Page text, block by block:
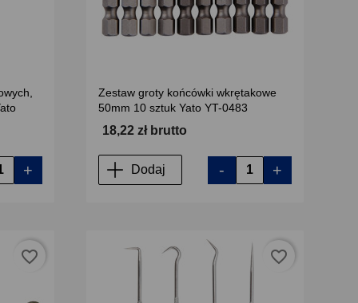
+
Zestaw groty końcówki wkrętakowe
50mm 10 sztuk Yato YT-0483
18,22 zł brutto
Dodaj - +
favorite_border favorite_border